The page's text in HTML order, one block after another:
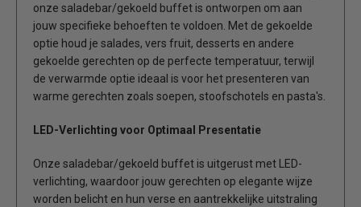
onze saladebar/gekoeld buffet is ontworpen om aan
jouw specifieke behoeften te voldoen. Met de gekoelde
optie houd je salades, vers fruit, desserts en andere
gekoelde gerechten op de perfecte temperatuur, terwijl
de verwarmde optie ideaal is voor het presenteren van
warme gerechten zoals soepen, stoofschotels en pasta's.
LED-Verlichting voor Optimaal Presentatie
Onze saladebar/gekoeld buffet is uitgerust met LED-
verlichting, waardoor jouw gerechten op elegante wijze
worden belicht en hun verse en aantrekkelijke uitstraling